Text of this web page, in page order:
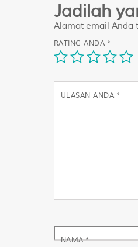
Jadilah
Alamat email Anda
RATING ANDA *
ULASAN ANDA *
NAMA*